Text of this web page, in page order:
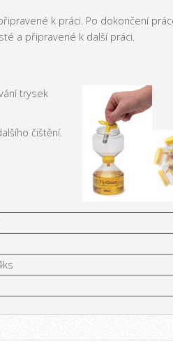
k práci. Po dokončení
a připravené k další práci.
trysek
čištění.